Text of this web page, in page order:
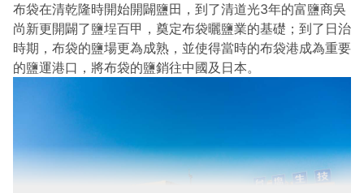
布袋在清乾隆時開始開闢鹽田，到了清道光3年的富鹽商吳
尚新更開闢了鹽埕百甲，奠定布袋曬鹽業的基礎；到了日治
時期，布袋的鹽場更為成熟，並使得當時的布袋港成為重要
的鹽運港口，將布袋的鹽銷往中國及日本。